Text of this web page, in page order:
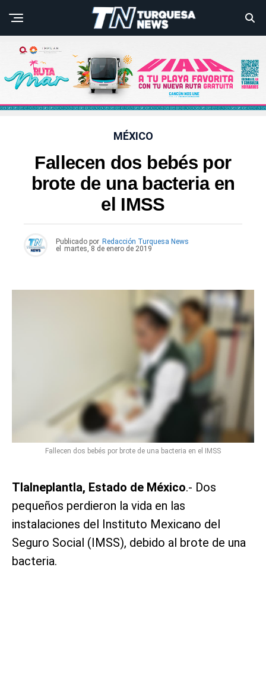
MÉXICO
Fallecen dos bebés por
brote de una bacteria en
el IMSS
Publicado por Redacción Turquesa News
el
martes, 8 de enero de 2019
Fallecen dos bebés por brote de una bacteria en el IMSS
Tlalneplantla, Estado de México.- Dos
pequeños perdieron la vida en las
instalaciones del Instituto Mexicano del
Seguro Social (IMSS), debido al brote de una
bacteria.